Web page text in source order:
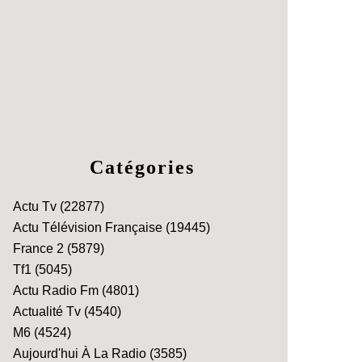
Catégories
Actu Tv (22877)
Actu Télévision Française (19445)
France 2 (5879)
Tf1 (5045)
Actu Radio Fm (4801)
Actualité Tv (4540)
M6 (4524)
Aujourd'hui À La Radio (3585)